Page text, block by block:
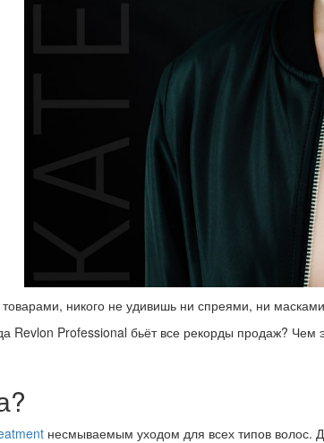
никого не удивишь ни спреями, ни
Revlon Professional бьёт все рекорды продаж? Чем
несмываемым уходом для всех типов волос.